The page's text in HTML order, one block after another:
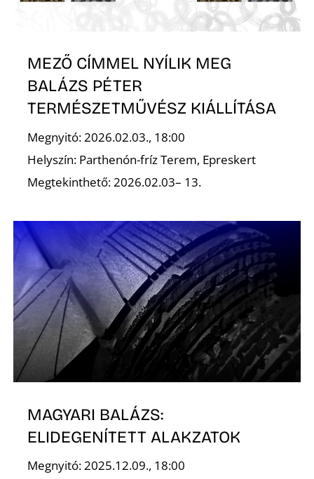
MEZŐ CÍMMEL NYÍLIK MEG
BALÁZS PÉTER
TERMÉSZETMŰVÉSZ KIÁLLÍTÁSA
Megnyitó: 2026.02.03., 18:00
Helyszín: Parthenón-fríz Terem, Epreskert
Megtekinthető: 2026.02.03– 13.
MAGYARI BALÁZS:
ELIDEGENÍTETT ALAKZATOK
Megnyitó: 2025.12.09., 18:00